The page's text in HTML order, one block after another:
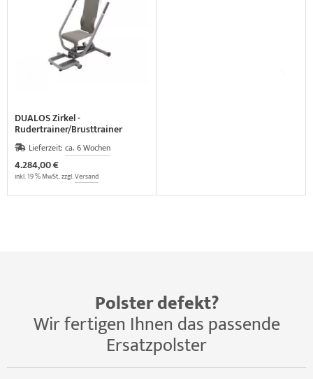
DUALOS Zirkel -
Rudertrainer/Brusttrainer
(VERSANDKOSTEN AUF
ANFRAGE)
Lieferzeit: ca. 6 Wochen
4.284,00 €
inkl. 19 % MwSt. zzgl.Versand
Polster defekt?
Wir fertigen Ihnen das passende
Ersatzpolster